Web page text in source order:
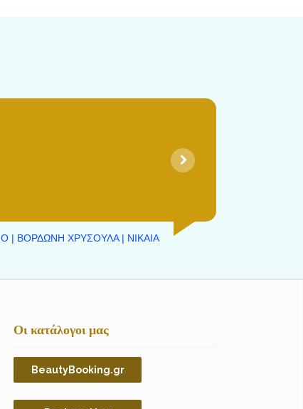
| ΒΟΡΔΩΝΗ ΧΡΥΣΟΥΛΑ | ΝΙΚΑΙΑ
Οι κατάλογοι μας
BeautyBooking.gr